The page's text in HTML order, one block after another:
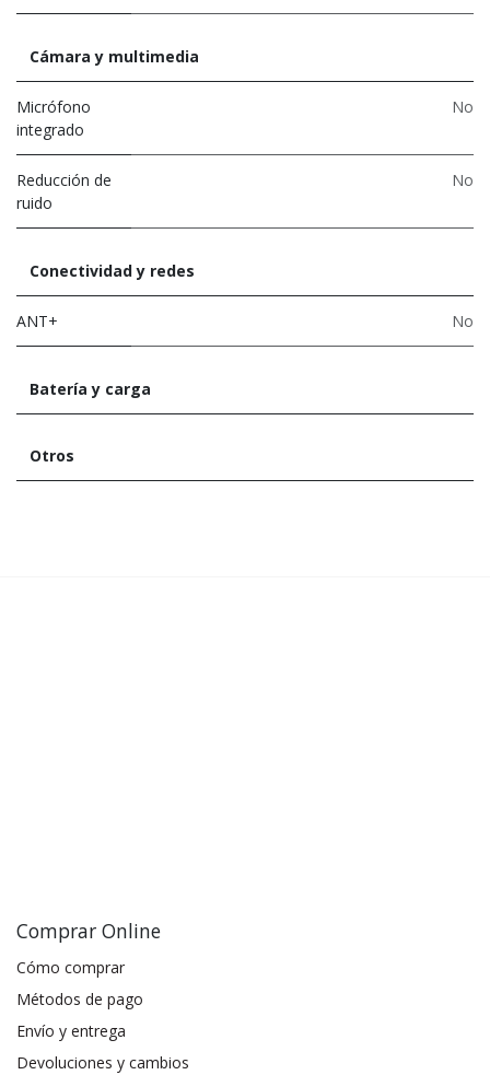
Cámara y multimedia
Micrófono
integrado
No
Reducción de
ruido
No
Conectividad y redes
ANT+ No
Batería y carga
Otros
Comprar Online
Cómo comprar
Métodos de pago
Envío y entrega
Devoluciones y cambios